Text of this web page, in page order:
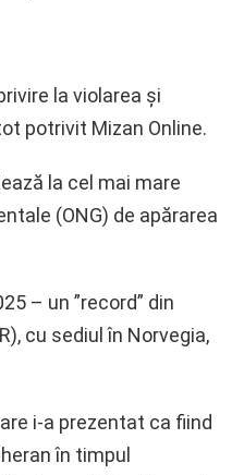
la violarea şi
potrivit Mizan Online.
la cel mai mare
(ONG) de apărarea
– un ”record” din
cu sediul în Norvegia,
i-a prezentat ca fiind
în timpul